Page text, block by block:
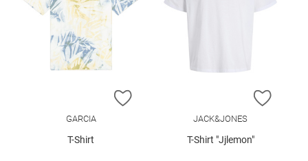
ZUR WUNSCHLISTE HINZUFÜGEN
GARCIA
T-Shirt
ZUR
JACK&JONES
T-Shirt "Jjlemon"